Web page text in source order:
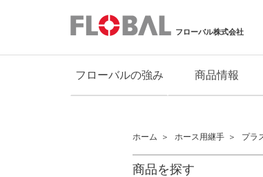
フローバル株式会社
フローバルの強み 商品情報
ホーム ホース用継手 プラ
商品を探す